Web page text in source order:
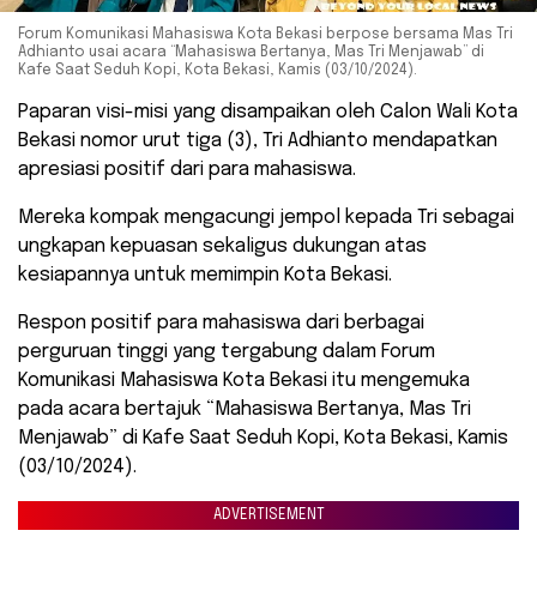
Forum Komunikasi Mahasiswa Kota Bekasi berpose bersama Mas Tri
Adhianto usai acara “Mahasiswa Bertanya, Mas Tri Menjawab” di
Kafe Saat Seduh Kopi, Kota Bekasi, Kamis (03/10/2024).
Paparan visi-misi yang disampaikan oleh Calon Wali Kota
Bekasi nomor urut tiga (3), Tri Adhianto mendapatkan
apresiasi positif dari para mahasiswa.
Mereka kompak mengacungi jempol kepada Tri sebagai
ungkapan kepuasan sekaligus dukungan atas
kesiapannya untuk memimpin Kota Bekasi.
Respon positif para mahasiswa dari berbagai
perguruan tinggi yang tergabung dalam Forum
Komunikasi Mahasiswa Kota Bekasi itu mengemuka
pada acara bertajuk “Mahasiswa Bertanya, Mas Tri
Menjawab” di Kafe Saat Seduh Kopi, Kota Bekasi, Kamis
(03/10/2024).
ADVERTISEMENT